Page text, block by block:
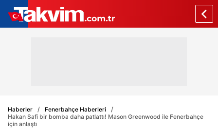
Haberler
Fenerbahçe Haberleri
Hakan Safi bir bomba daha patlattı! Mason Greenwood ile Fenerbahçe
için anlaştı